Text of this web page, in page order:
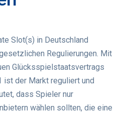
Slot(s) in Deutschland
Regulierungen. Mit
Glücksspielstaatsvertrags
ist der Markt reguliert und
dass Spieler nur
wählen sollten, die eine